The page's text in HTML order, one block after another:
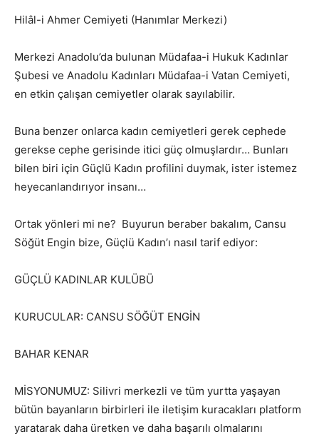
Hilâl-i Ahmer Cemiyeti (Hanımlar Merkezi)
Merkezi Anadolu’da bulunan Müdafaa-i Hukuk Kadınlar
Şubesi ve Anadolu Kadınları Müdafaa-i Vatan Cemiyeti,
en etkin çalışan cemiyetler olarak sayılabilir.
Buna benzer onlarca kadın cemiyetleri gerek cephede
gerekse cephe gerisinde itici güç olmuşlardır… Bunları
bilen biri için Güçlü Kadın profilini duymak, ister istemez
heyecanlandırıyor insanı…
Ortak yönleri mi ne? Buyurun beraber bakalım, Cansu
Söğüt Engin bize, Güçlü Kadın’ı nasıl tarif ediyor:
GÜÇLÜ KADINLAR KULÜBÜ
KURUCULAR: CANSU SÖĞÜT ENGİN
BAHAR KENAR
MİSYONUMUZ: Silivri merkezli ve tüm yurtta yaşayan
bütün bayanların birbirleri ile iletişim kuracakları platform
yaratarak daha üretken ve daha başarılı olmalarını